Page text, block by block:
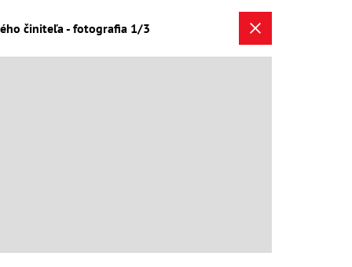
činiteľa - fotografia 1/3